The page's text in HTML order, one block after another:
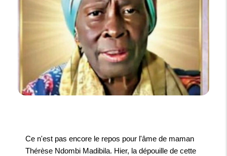
Ce n'est pas encore le repos pour l'âme de maman
Thérèse Ndombi Madibila. Hier, la dépouille de cette